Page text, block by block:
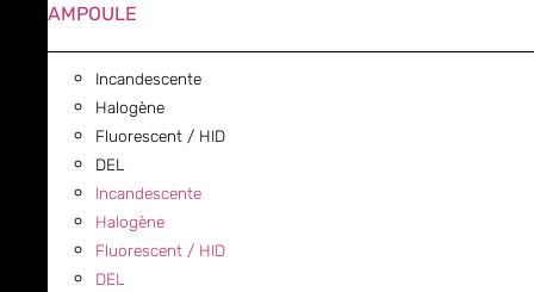
AMPOULE
Incandescente
Halogène
Fluorescent / HID
DEL
Incandescente
Halogène
Fluorescent / HID
DEL